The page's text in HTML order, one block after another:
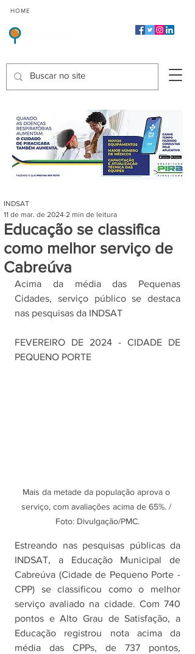
HOME
Educação se classifica
como melhor serviço de
Cabreúva
INDSAT
11 de mar. de 2024 2 min de leitura
Acima da média das Pequenas
Cidades, serviço público se destaca
nas pesquisas da INDSAT
FEVEREIRO DE 2024 - CIDADE DE
PEQUENO PORTE
Mais da metade da população aprova o
serviço, com avaliações acima de 65%. /
Foto: Divulgação/PMC.
Estreando nas pesquisas públicas da
INDSAT, a Educação Municipal de
Cabreúva (Cidade de Pequeno Porte -
CPP) se classificou como o melhor
serviço avaliado na cidade. Com 740
pontos e Alto Grau de Satisfação, a
Educação registrou nota acima da
média das CPPs, de 737 pontos,